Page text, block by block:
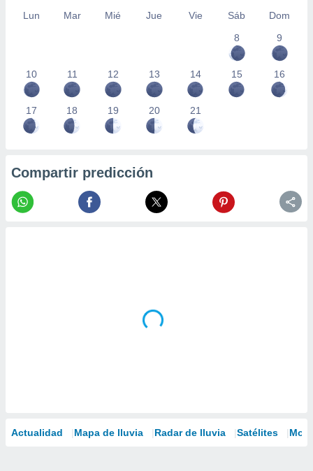
Lun Mar Mié Jue Vie Sáb
Dom
8
9
10 11 12 13 14 15 16
17 18 19 20 21
Compartir predicción
Actualidad Mapa de lluvia Radar de lluvia Satélites